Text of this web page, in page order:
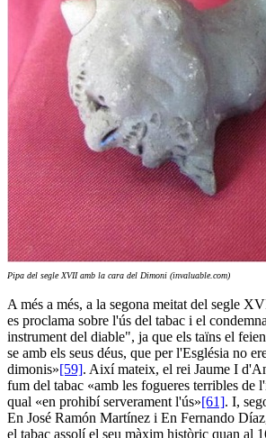
Pipa del segle XVII amb la cara del Dimoni (invaluable.com)
A més a més, a la segona meitat del segle
es proclama sobre l'ús del tabac i el
instrument del diable", ja que els taïns el
se amb els seus déus, que per l'Església no
dimonis»[59]. Així mateix, el rei Jaume I
fum del tabac «amb les fogueres terribles de
qual «en prohibí serverament l'ús»[61]. I,
En José Ramón Martínez i En Fernando
el tabac assolí el seu màxim històric quan al